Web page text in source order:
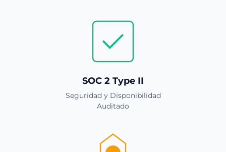
SOC 2 Type II
Seguridad y Disponibilidad
Auditado